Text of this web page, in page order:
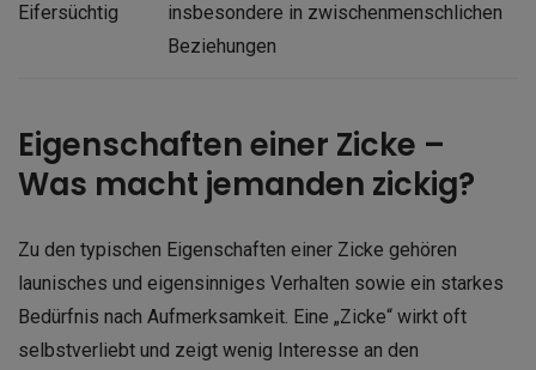
Eifersüchtig
insbesondere in zwischenmenschlichen
Beziehungen
Eigenschaften einer Zicke –
Was macht jemanden zickig?
Zu den typischen Eigenschaften einer Zicke gehören
launisches und eigensinniges Verhalten sowie ein starkes
Bedürfnis nach Aufmerksamkeit. Eine „Zicke“ wirkt oft
selbstverliebt und zeigt wenig Interesse an den